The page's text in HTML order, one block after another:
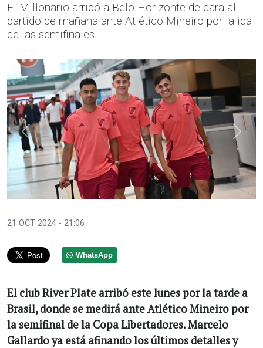
El Millonario arribó a Belo Horizonte de cara al
partido de mañana ante Atlético Mineiro por la ida
de las semifinales.
Anterior
21 OCT 2024 - 21:06
WhatsApp
El club River Plate arribó este lunes por la tarde a
Brasil, donde se medirá ante Atlético Mineiro por
la semifinal de la Copa Libertadores. Marcelo
Gallardo ya está afinando los últimos detalles y